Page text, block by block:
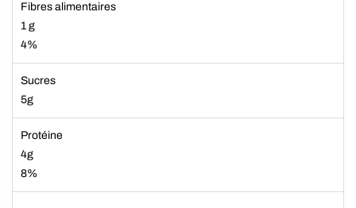
Fibres alimentaires
1 g
4%
Sucres
5g
Protéine
4g
8%